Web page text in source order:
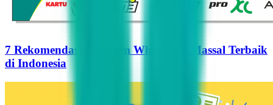
7 Rekomendasi Pengirim WhatsApp Massal Terbaik
di Indonesia